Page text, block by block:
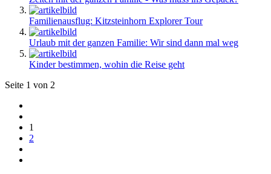
Familienausflug: Kitzsteinhorn Explorer Tour
Urlaub mit der ganzen Familie: Wir sind dann mal weg
Kinder bestimmen, wohin die Reise geht
Seite 1 von 2
1
2